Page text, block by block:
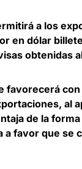
a los
en dólar billete
obtenidas
favorecerá con
, al
de la
a favor que se